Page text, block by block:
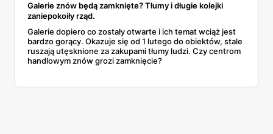
Galerie znów będą zamknięte? Tłumy i długie kolejki
zaniepokoiły rząd.
Galerie dopiero co zostały otwarte i ich temat wciąż jest
bardzo gorący. Okazuje się od 1 lutego do obiektów, stale
ruszają utęsknione za zakupami tłumy ludzi. Czy centrom
handlowym znów grozi zamknięcie?